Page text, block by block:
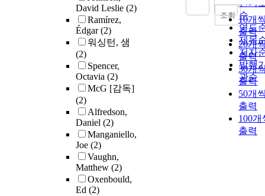
David Leslie (2)
Ramírez,
Édgar(2)
워싱턴, 샘
(2)
Spencer,
Octavia (2)
McG [감독]
(2)
Alfredson,
Daniel (2)
Manganiello,
Joe (2)
Vaughn,
Matthew (2)
Oxenbould,
Ed (2)
인기
순
연도
제목
저자
발행
관순
10개
출력
20개
출력
30개
출력
50개
출력
100개
출력
조회